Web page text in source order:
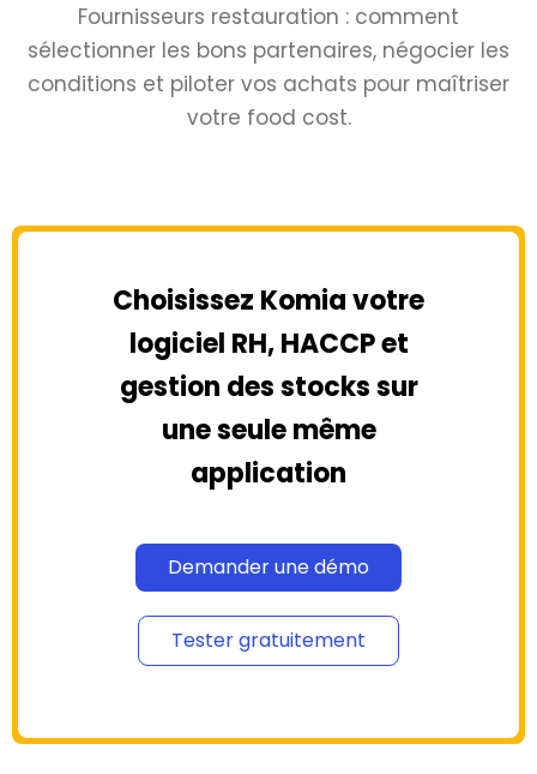
Fournisseurs restauration : comment
sélectionner les bons partenaires, négocier les
conditions et piloter vos achats pour maîtriser
votre food cost.
Choisissez Komia votre
logiciel RH, HACCP et
gestion des stocks sur
une seule même
application
Demander une démo
Tester gratuitement